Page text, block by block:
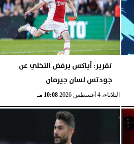
تقرير: أياكس يرفض التخلي عن
جودتس لسان جيرمان
الثلاثاء، 4 أغسطس 2026 10:08 مـ